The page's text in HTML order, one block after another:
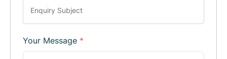
Your Message *